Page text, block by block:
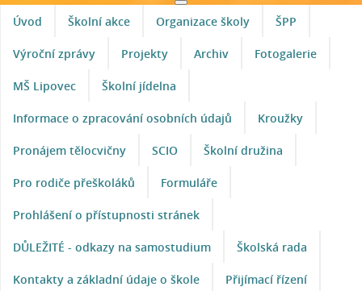
Úvod Školní akce Organizace školy ŠPP
Výroční zprávy Projekty Archiv Fotogalerie
MŠ Lipovec Školní jídelna
Informace o zpracování osobních údajů Kroužky
Pronájem tělocvičny SCIO Školní družina
Pro rodiče přeškoláků Formuláře
Prohlášení o přístupnosti stránek
DŮLEŽITÉ - odkazy na samostudium Školská rada
Kontakty a základní údaje o škole Přijímací řízení